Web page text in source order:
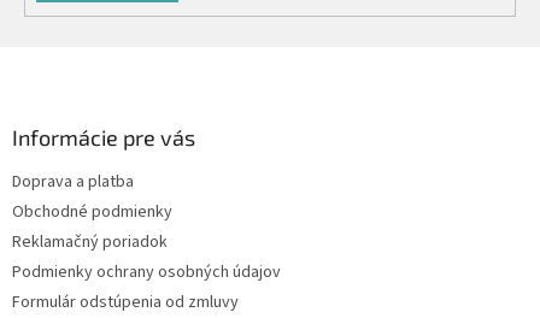
Informácie pre vás
Doprava a platba
Obchodné podmienky
Reklamačný poriadok
Podmienky ochrany osobných údajov
Formulár odstúpenia od zmluvy